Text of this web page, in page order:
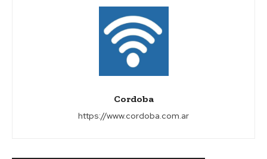
Cordoba
https://www.cordoba.com.ar